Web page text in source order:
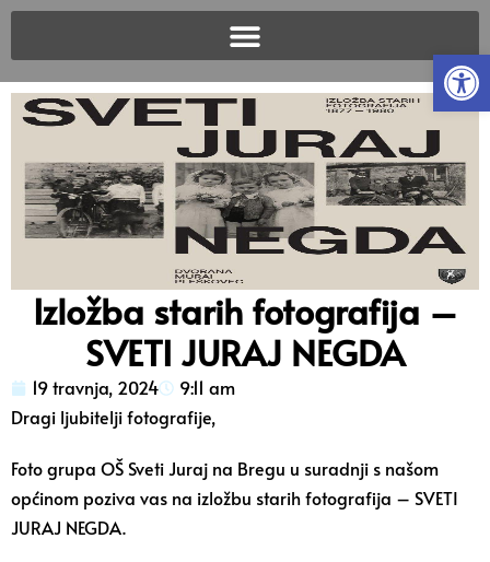
Izložba starih fotografija –
SVETI JURAJ NEGDA
19 travnja, 2024
9:11 am
Dragi ljubitelji fotografije,
Foto grupa OŠ Sveti Juraj na Bregu u suradnji s našom
općinom poziva vas na izložbu starih fotografija – SVETI
JURAJ NEGDA.